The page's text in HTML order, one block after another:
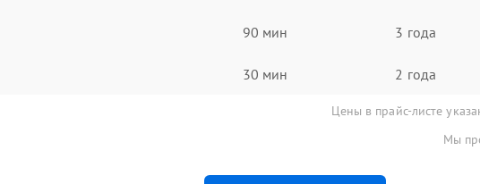
90 мин 3 года
30 мин 2 года
Цены в прайс-листе
Мы